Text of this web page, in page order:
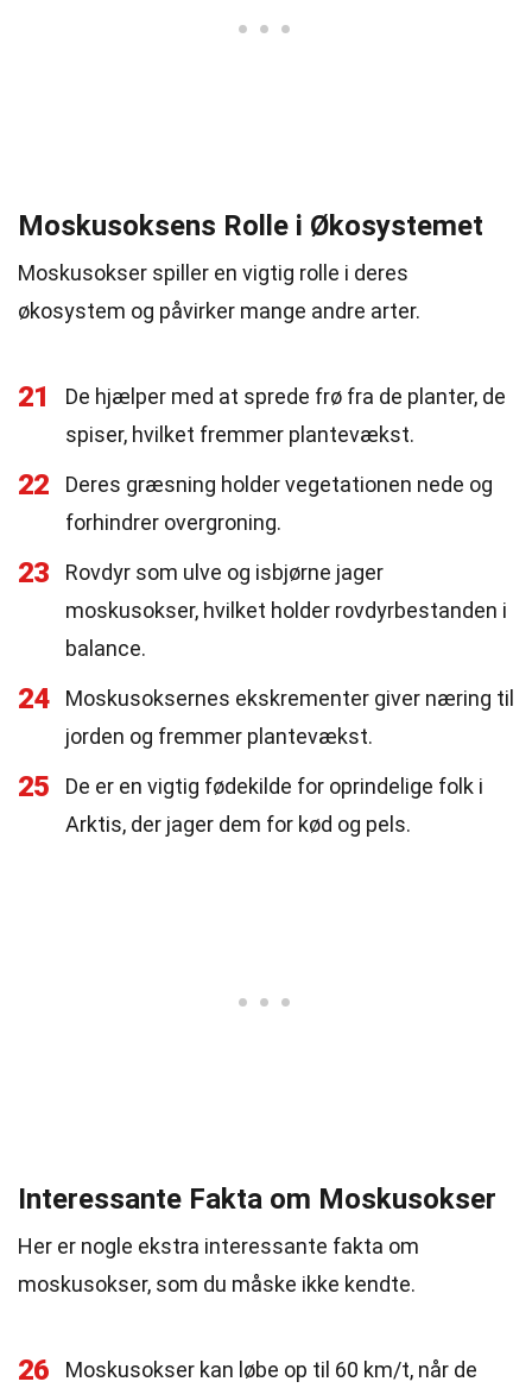
Moskusoksens Rolle i Økosystemet
Moskusokser spiller en vigtig rolle i deres
økosystem og påvirker mange andre arter.
21
De hjælper med at sprede frø fra de planter, de
spiser, hvilket fremmer plantevækst.
22
Deres græsning holder vegetationen nede og
forhindrer overgroning.
23
Rovdyr som ulve og isbjørne jager
moskusokser, hvilket holder rovdyrbestanden i
balance.
24
Moskusoksernes ekskrementer giver næring til
jorden og fremmer plantevækst.
25
De er en vigtig fødekilde for oprindelige folk i
Arktis, der jager dem for kød og pels.
Interessante Fakta om Moskusokser
Her er nogle ekstra interessante fakta om
moskusokser, som du måske ikke kendte.
26 Moskusokser kan løbe op til 60 km/t, når de